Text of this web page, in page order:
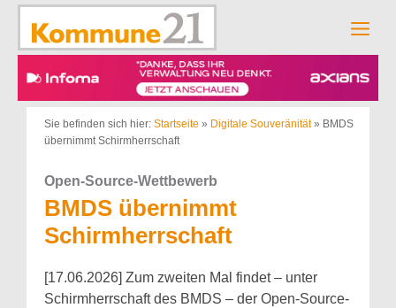
Zum
springen
Sie befinden sich hier: Startseite » Digitale Souveränität» BMDS
übernimmt Schirmherrschaft
Open-Source-Wettbewerb
BMDS übernimmt
Schirmherrschaft
[17.06.2026] Zum zweiten Mal findet – unter
Schirmherrschaft des BMDS – der Open-Source-